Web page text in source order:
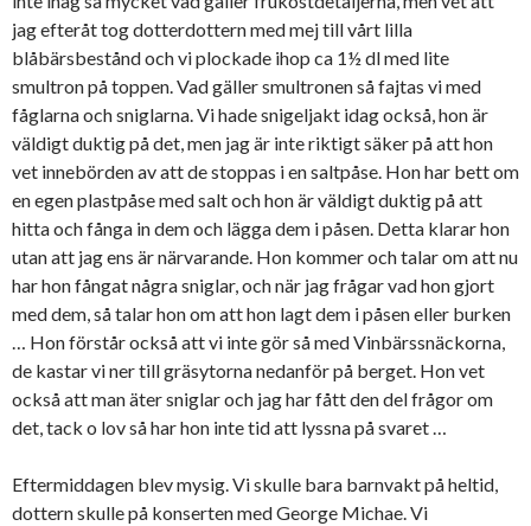
jag efteråt tog dotterdottern med mej till vårt lilla
blåbärsbestånd och vi plockade ihop ca 1½ dl med lite
smultron på toppen. Vad gäller smultronen så fajtas vi med
fåglarna och sniglarna. Vi hade snigeljakt idag också, hon är
väldigt duktig på det, men jag är inte riktigt säker på att hon
vet innebörden av att de stoppas i en saltpåse. Hon har bett om
en egen plastpåse med salt och hon är väldigt duktig på att
hitta och fånga in dem och lägga dem i påsen. Detta klarar hon
utan att jag ens är närvarande. Hon kommer och talar om att nu
har hon fångat några sniglar, och när jag frågar vad hon gjort
med dem, så talar hon om att hon lagt dem i påsen eller burken
… Hon förstår också att vi inte gör så med Vinbärssnäckorna,
de kastar vi ner till gräsytorna nedanför på berget. Hon vet
också att man äter sniglar och jag har fått den del frågor om
det, tack o lov så har hon inte tid att lyssna på svaret …
Eftermiddagen blev mysig. Vi skulle bara barnvakt på heltid,
dottern skulle på konserten med George Michae. Vi